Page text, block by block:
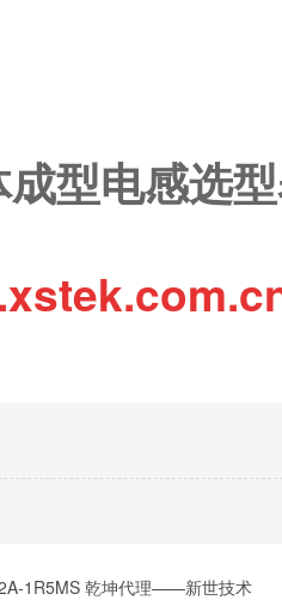
型电感选
1R5MS 乾坤代理——新世技术